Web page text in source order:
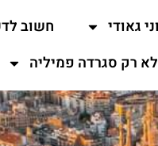
גאודי חשוב
לא רק סגרדה פמיליה